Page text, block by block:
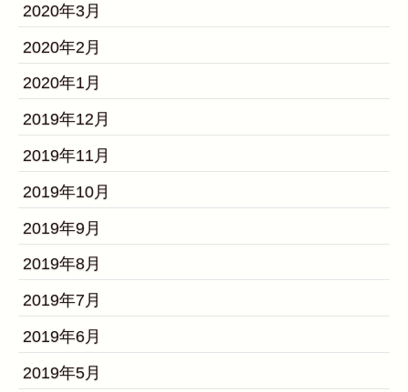
2020年3月
2020年2月
2020年1月
2019年12月
2019年11月
2019年10月
2019年9月
2019年8月
2019年7月
2019年6月
2019年5月